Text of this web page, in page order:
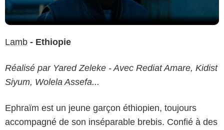
Lamb - Ethiopie
Réalisé par Yared Zeleke - Avec Rediat Amare, Kidist
Siyum, Wolela Assefa...
Ephraïm est un jeune garçon éthiopien, toujours
accompagné de son inséparable brebis. Confié à des